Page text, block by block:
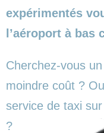
expérimentés
l’aéroport à bas
Cherchez-vous
moindre coût ?
service de taxi
?